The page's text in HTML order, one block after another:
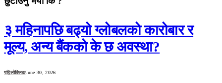
३ महिनापछि बढ्यो ग्लोबलको कारोबार र
मूल्य, अन्य बैंकको के छ अवस्था?
पहिलोक्लिकJune 30, 2026